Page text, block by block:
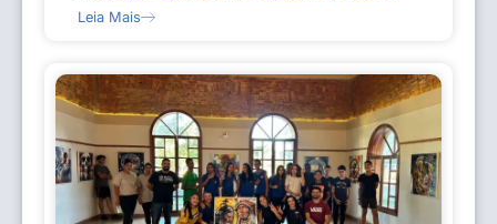
Leia Mais